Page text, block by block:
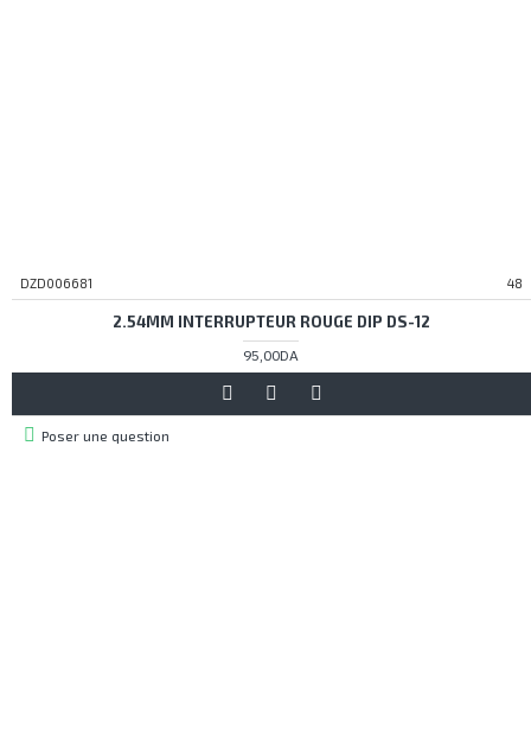
DZD006681 48
2.54MM INTERRUPTEUR ROUGE DIP DS-12
95,00DA
Poser une question